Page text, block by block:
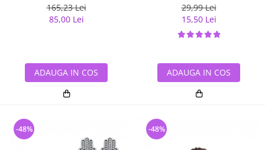
165,23 Lei
85,00 Lei
ADAUGA IN COS
29,99 Lei
15,50 Lei
ADAUGA IN COS
-48% -48%